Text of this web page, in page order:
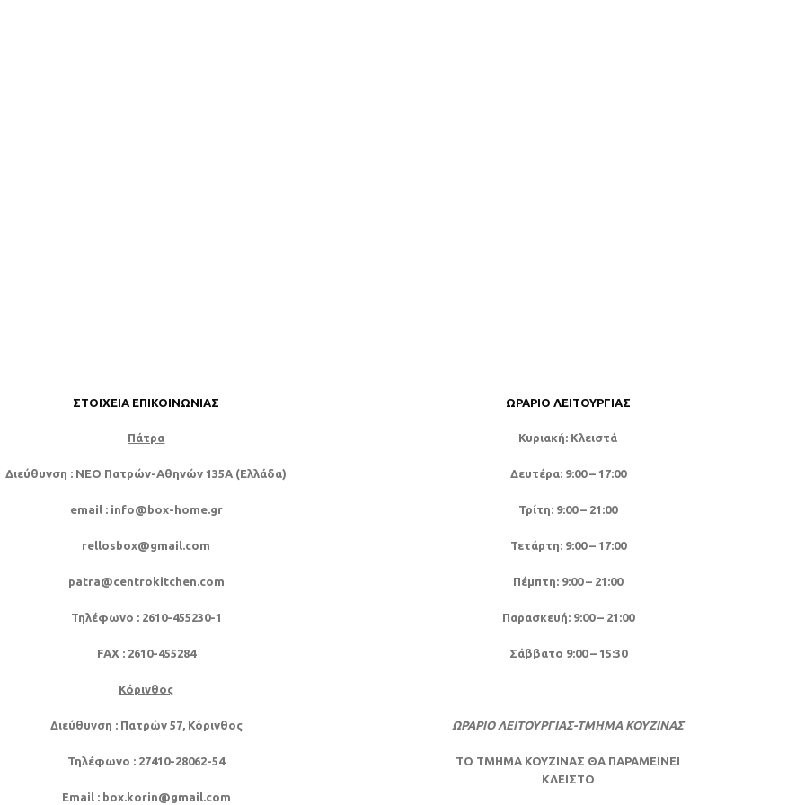
ΣΤΟΙΧΕΊΑ ΕΠΙΚΟΙΝΩΝΊΑΣ
Πάτρα
Διεύθυνση : NEO Πατρών-Αθηνών 135Α (Ελλάδα)
email: info@box-home.gr
rellosbox@gmail.com
patra@centrokitchen.com
Τηλέφωνο : 2610-455230-1
FAX: 2610-455284
Κόρινθος
Διεύθυνση : Πατρών 57, Κόρινθος
Τηλέφωνο : 27410-28062-54
Email: box.korin@gmail.com
ΩΡΆΡΙΟ ΛΕΙΤΟΥΡΓΊΑΣ
Κυριακή: Κλειστά
Δευτέρα: 9:00 – 17:00
Τρίτη: 9:00 – 21:00
Τετάρτη: 9:00 – 17:00
Πέμπτη: 9:00 – 21:00
Παρασκευή: 9:00 – 21:00
Σάββατο 9:00 – 15:30
ΩΡΑΡΙΟ ΛΕΙΤΟΥΡΓΙΑΣ-ΤΜΗΜΑ ΚΟΥΖΙΝΑΣ
ΤΟ ΤΜΗΜΑ ΚΟΥΖΙΝΑΣ ΘΑ ΠΑΡΑΜΕΙΝΕΙ
ΚΛΕΙΣΤΟ